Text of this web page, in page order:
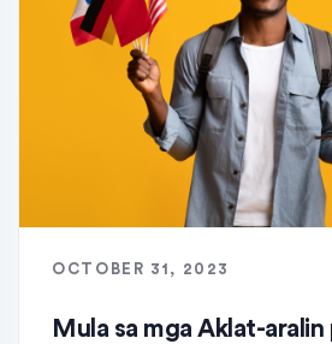
OCTOBER 31, 2023
Mula sa mga Aklat-